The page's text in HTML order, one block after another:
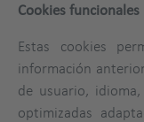
Cookies funcionales
Estas cookies
información
de usuario,
optimizadas